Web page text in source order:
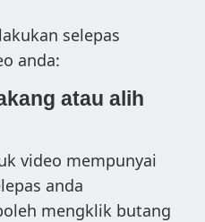
selepas
anda:
atau alih
video mempunyai
anda
mengklik butang